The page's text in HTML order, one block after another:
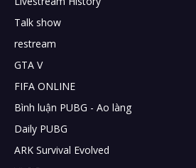
Talk show
restream
GTA V
FIFA ONLINE
Bình luận PUBG - Ao làng
Daily PUBG
ARK Survival Evolved